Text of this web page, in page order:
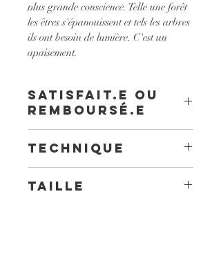
plus grande conscience. Telle une forêt
les êtres s'épanouissent et tels les arbres
ils ont besoin de lumière. C'est un
apaisement.
Satisfait.e ou
remboursé.e
votre commande il vous suffit de la
renvoyer à l'adresse postale ( cf rubrique
"contact") dans un délai de 15 jours à
compter de sa récéption.
Technique
Taille